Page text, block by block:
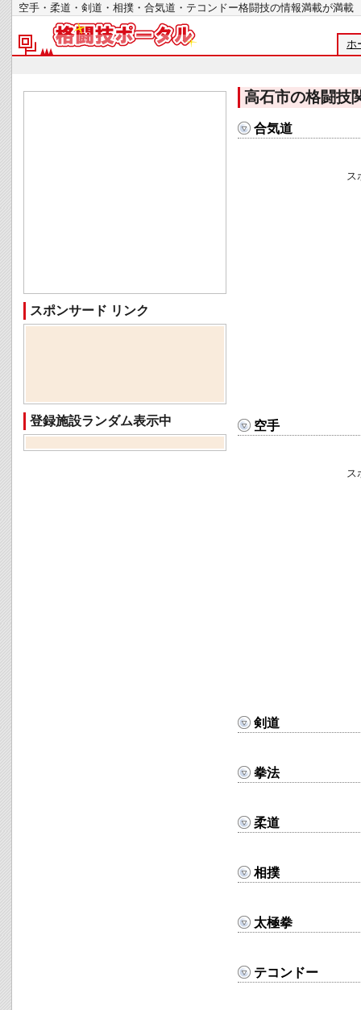
空手・柔道・剣道・相撲・合気道・テコンドー格闘技の情報満載が
ホ
高石市の格闘技
合気道
ス
空手
ス
剣道
拳法
柔道
相撲
太極拳
テコンドー
スポンサード リンク
登録施設ランダム表示中